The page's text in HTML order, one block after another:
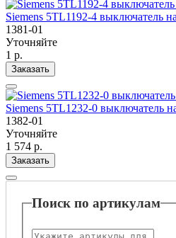
Siemens 5TL1192-4 выключатель
1381-01
Уточняйте
1 р.
Заказать
Siemens 5TL1232-0 выключатель
1382-01
Уточняйте
1 574 р.
Заказать
Поиск по артикулам